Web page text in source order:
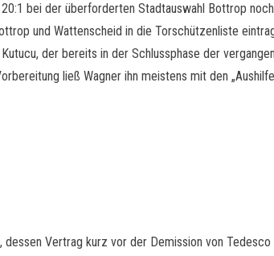
bei der überforderten Stadtauswahl Bottrop
und Wattenscheid in die Torschützenliste
der bereits in der Schlussphase der
ließ Wagner ihn meistens mit den
, dessen Vertrag kurz vor der Demission von